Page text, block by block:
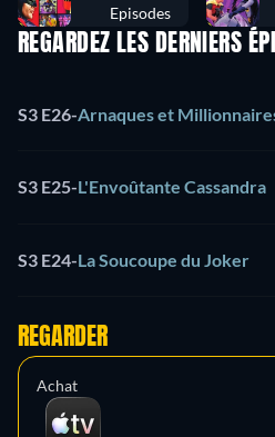
Episodes
REGARDEZ LES DERNIERS
S3 E26-Arnaques et
S3 E25-L'Envoûtante Cassandra
S3 E24-La Soucoupe du Joker
REGARDER
Achat